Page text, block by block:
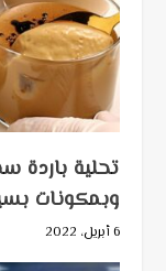
وبمكونات
6 أبريل، 2022